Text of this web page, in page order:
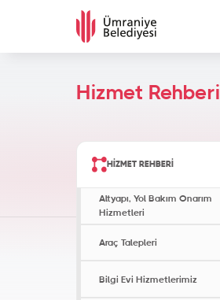
Hizmet Rehberi
HIZMET REHBERI
Altyapı, Yol Bakım Onarım
Hizmetleri
Araç Talepleri
Bilgi Evi Hizmetlerimiz